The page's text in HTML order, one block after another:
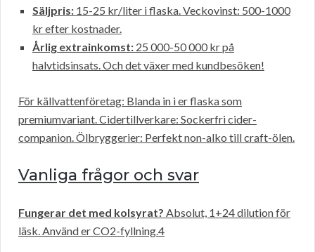
Säljpris: 15-25 kr/liter i flaska. Veckovinst: 500-1000
kr efter kostnader.
Årlig extrainkomst: 25 000-50 000 kr på
halvtidsinsats. Och det växer med kundbesöken!
För källvattenföretag: Blanda in i er flaska som
premiumvariant. Cidertillverkare: Sockerfri cider-
companion. Ölbryggerier: Perfekt non-alko till craft-ölen.
Vanliga frågor och svar
Fungerar det med kolsyrat? Absolut, 1+24 dilution för
läsk. Använd er CO2-fyllning.4